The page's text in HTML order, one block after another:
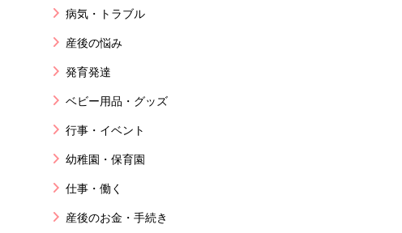
病気・トラブル
産後の悩み
発育発達
ベビー用品・グッズ
行事・イベント
幼稚園・保育園
仕事・働く
産後のお金・手続き